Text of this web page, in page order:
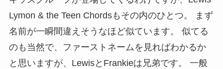
Lymon & the Teen Chordsもその内のひとつ。 まず
名前が一瞬間違えそうなほど似ています。 似てる
のも当然で、ファーストネームを見ればわかるか
と思いますが、LewisとFrankieは兄弟です。 一般